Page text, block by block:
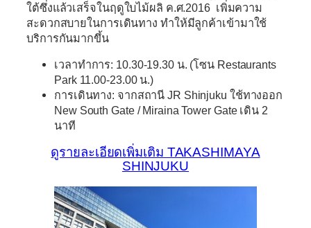
ใต้ซึ่งแล้วเสร็จในฤดูใบไม้ผลิ ค.ศ.2016 เพิ่มความ
สะดวกสบายในการเดินทาง ทำให้มีลูกค้าเข้ามาใช้
บริการกันมากขึ้น
เวลาทำการ: 10.30-19.30 น. (โซน Restaurants
Park 11.00-23.00 น.)
การเดินทาง: จากสถานี JR Shinjuku ใช้ทางออก
New South Gate / Miraina Tower Gate เดิน 2
นาที
ดูรายละเอียดเพิ่มเติม TAKASHIMAYA
SHINJUKU